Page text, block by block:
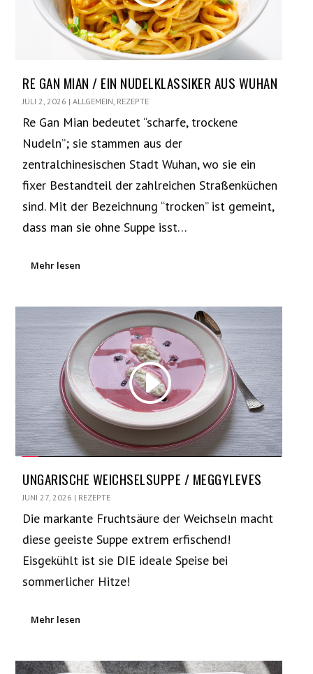
RE GAN MIAN / EIN NUDELKLASSIKER AUS WUHAN
JULI 2, 2026 |ALLGEMEIN REZEPTE
Re Gan Mian bedeutet “scharfe, trockene
Nudeln”; sie stammen aus der
zentralchinesischen Stadt Wuhan, wo sie ein
fixer Bestandteil der zahlreichen Straßenküchen
sind. Mit der Bezeichnung “trocken” ist gemeint,
dass man sie ohne Suppe isst…
Mehr lesen
UNGARISCHE WEICHSELSUPPE / MEGGYLEVES
JUNI 27, 2026 | REZEPTE
Die markante Fruchtsäure der Weichseln macht
diese geeiste Suppe extrem erfischend!
Eisgekühlt ist sie DIE ideale Speise bei
sommerlicher Hitze!
Mehr lesen